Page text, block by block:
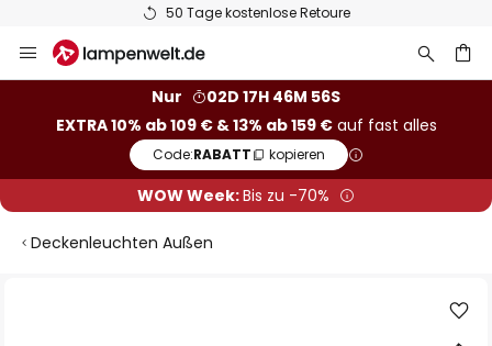
50 Tage kostenlose Retoure
Inhalt
Nur
02D 17H 46M 56S
EXTRA 10% ab 109 € & 13% ab 159 €auf fast alles
Code:RABATT kopieren
WOW Week:Bis zu -70%
Deckenleuchten Außen